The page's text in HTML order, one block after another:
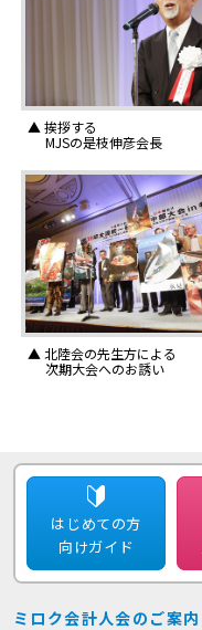
▲ 挨拶する
MJSの是枝伸彦会長
▲ 北陸会の先生方による
次期大会へのお誘い
はじめての方
向けガイド
ミロク会計人会のご案内